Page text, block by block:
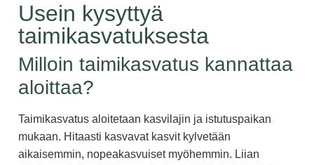
Usein kysyttyä
taimikasvatuksesta
Milloin taimikasvatus kannattaa
aloittaa?
Taimikasvatus aloitetaan kasvilajin ja istutuspaikan
mukaan. Hitaasti kasvavat kasvit kylvetään
aikaisemmin, nopeakasvuiset myöhemmin. Liian